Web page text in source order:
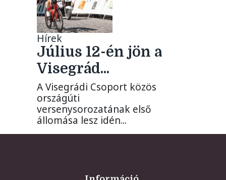
Hírek
Július 12-én jön a
Visegrád...
A Visegrádi Csoport közös
országúti
versenysorozatának első
állomása lesz idén...